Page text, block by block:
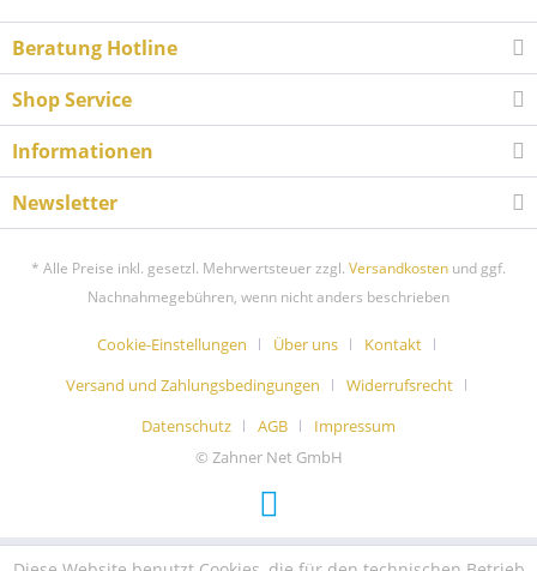
Beratung Hotline
Shop Service
Informationen
Newsletter
* Alle Preise inkl. gesetzl. Mehrwertsteuer zzgl. Versandkosten und ggf.
Nachnahmegebühren, wenn nicht anders beschrieben
Cookie-Einstellungen Über uns
Kontakt
Versand und Zahlungsbedingungen
Widerrufsrecht
Datenschutz
AGB
Impressum
© Zahner Net GmbH